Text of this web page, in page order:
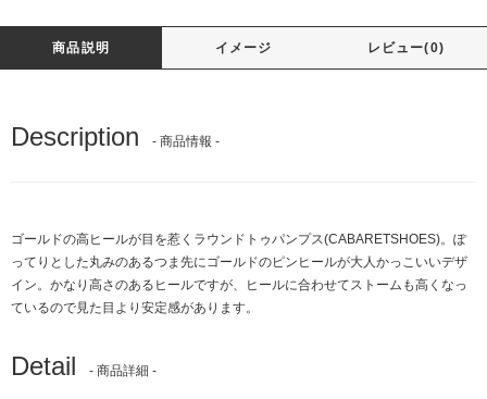
商品説明 イメージ レビュー(0)
Description - 商品情報 -
ゴールドの高ヒールが目を惹くラウンドトゥパンプス(CABARETSHOES)。ぽ
ってりとした丸みのあるつま先にゴールドのピンヒールが大人かっこいいデザ
イン。かなり高さのあるヒールですが、ヒールに合わせてストームも高くなっ
ているので見た目より安定感があります。
Detail - 商品詳細 -